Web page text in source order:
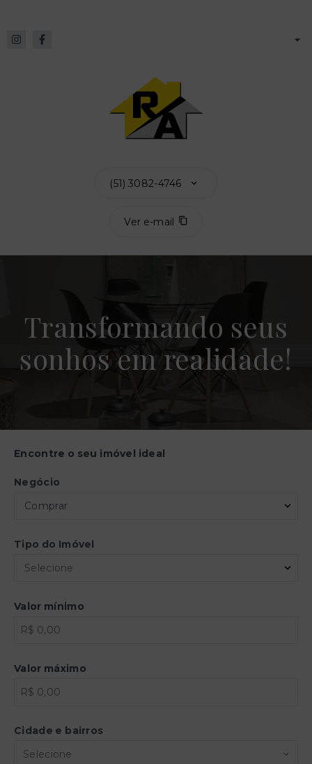
Ver e-mail
(51) 3082-4746
Transformando seus
sonhos em realidade!
Encontre o seu imóvel ideal
Negócio
Comprar
Tipo do Imóvel
Selecione
Valor mínimo
Valor máximo
Cidade e bairros
Selecione